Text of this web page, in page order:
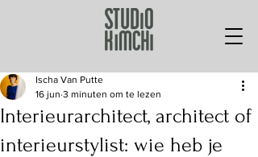
Interieurarchitect, architect of
interieurstylist: wie heb je
Ischa Van Putte
16 jun 3 minuten om te lezen